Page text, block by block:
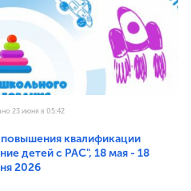
23 июня в 05:42
квалификации
детей с РАС", 18 мая - 18
2026